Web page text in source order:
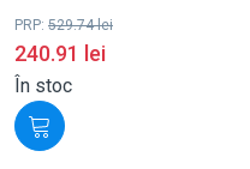
PRP: 529.74lei
240.91 lei
În stoc